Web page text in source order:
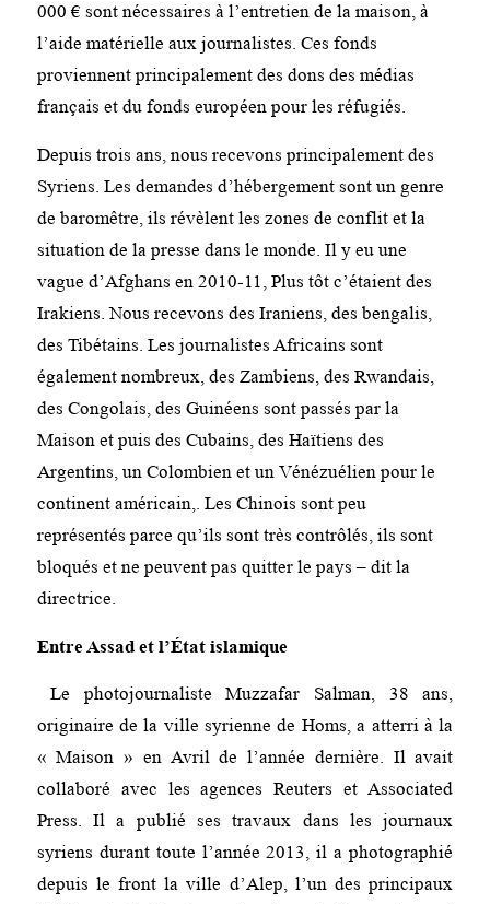
000 € sont nécessaires à l’entretien de la maison, à
l’aide matérielle aux journalistes. Ces fonds
proviennent principalement des dons des médias
français et du fonds européen pour les réfugiés.
Depuis trois ans, nous recevons principalement des
Syriens. Les demandes d’hébergement sont un genre
de baromêtre, ils révèlent les zones de conflit et la
situation de la presse dans le monde. Il y eu une
vague d’Afghans en 2010-11, Plus tôt c’étaient des
Irakiens. Nous recevons des Iraniens, des bengalis,
des Tibétains. Les journalistes Africains sont
également nombreux, des Zambiens, des Rwandais,
des Congolais, des Guinéens sont passés par la
Maison et puis des Cubains, des Haïtiens des
Argentins, un Colombien et un Vénézuélien pour le
continent américain,. Les Chinois sont peu
représentés parce qu’ils sont très contrôlés, ils sont
bloqués et ne peuvent pas quitter le pays – dit la
directrice.
Entre Assad et l’État islamique
Le photojournaliste Muzzafar Salman, 38 ans,
originaire de la ville syrienne de Homs, a atterri à la
« Maison » en Avril de l’année dernière. Il avait
collaboré avec les agences Reuters et Associated
Press. Il a publié ses travaux dans les journaux
syriens durant toute l’année 2013, il a photographié
depuis le front la ville d’Alep, l’un des principaux